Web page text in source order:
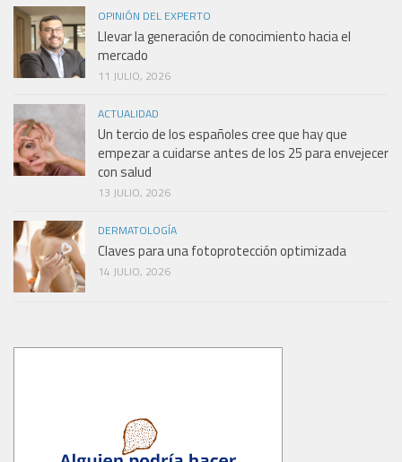
OPINIÓN DEL EXPERTO
Llevar la generación de conocimiento hacia el
mercado
11 JULIO, 2026
ACTUALIDAD
Un tercio de los españoles cree que hay que
empezar a cuidarse antes de los 25 para envejecer
con salud
13 JULIO, 2026
DERMATOLOGÍA
Claves para una fotoprotección optimizada
14 JULIO, 2026